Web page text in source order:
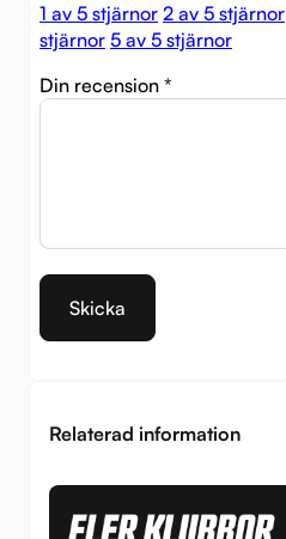
1 av 5 stjärnor 2 av 5 stjärnor
stjärnor 5 av 5 stjärnor
Din recension *
Relaterad information